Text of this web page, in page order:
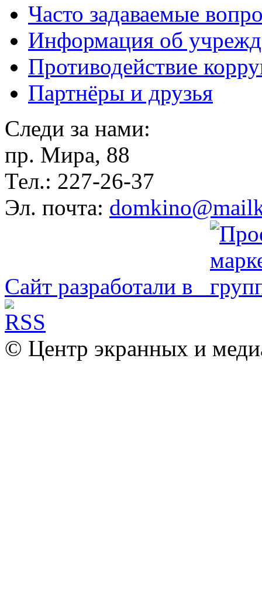
Часто задаваемые
Информация об
Противодействие
Партнёры и друзья
Следи за нами:
пр. Мира, 88
Тел.: 227-26-37
Эл. почта:
Сайт разработали в
© Центр экранных и